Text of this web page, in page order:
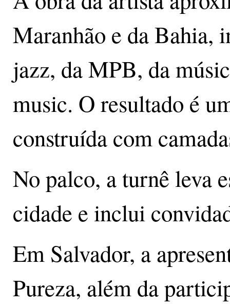
Maranhão e da Bahia,
jazz, da MPB, da
music. O resultado é
construída com
No palco, a turnê leva
cidade e inclui
Em Salvador, a
Pureza, além da